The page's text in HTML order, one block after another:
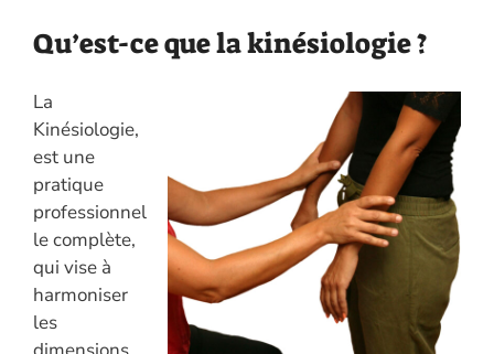
Qu’est-ce que la kinésiologie ?
La
Kinésiologie,
est une
pratique
professionnel
le complète,
qui vise à
harmoniser
les